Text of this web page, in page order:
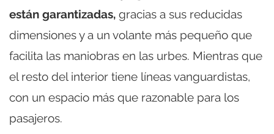
están garantizadas, gracias a sus reducidas
dimensiones y a un volante más pequeño que
facilita las maniobras en las urbes. Mientras que
el resto del interior tiene líneas vanguardistas,
con un espacio más que razonable para los
pasajeros.